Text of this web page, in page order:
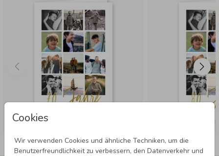
Cookies
Wir verwenden Cookies und ähnliche Techniken, um die
Benutzerfreundlichkeit zu verbessern, den Datenverkehr und